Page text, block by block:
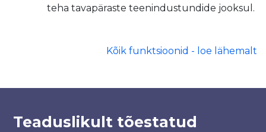
teha tavapäraste teenindustundide jooksul.
Kõik funktsioonid - loe lähemalt
Teaduslikult tõestatud